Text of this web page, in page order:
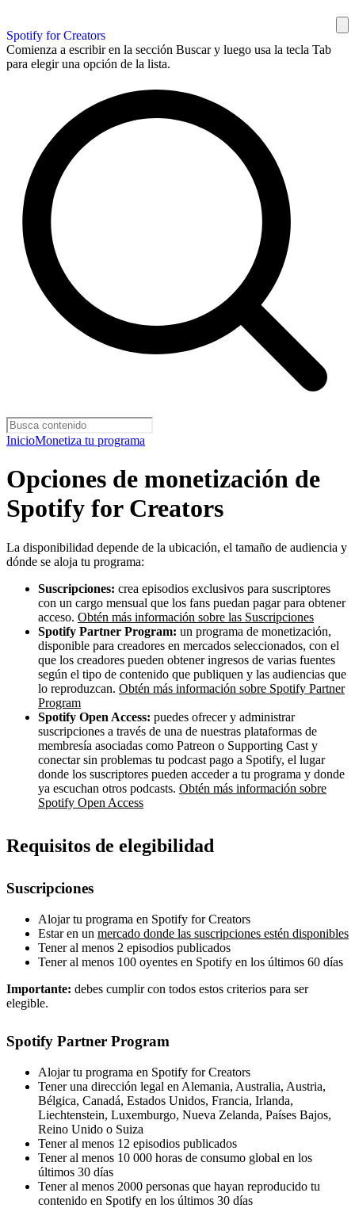
Spotify for Creators
Comienza a escribir en la sección Buscar y luego usa la tecla Tab
para elegir una opción de la lista.
InicioMonetiza tu programa
Opciones de monetización de
Spotify for Creators
La disponibilidad depende de la ubicación, el tamaño de audiencia y
dónde se aloja tu programa:
Suscripciones: crea episodios exclusivos para suscriptores
con un cargo mensual que los fans puedan pagar para obtener
acceso. Obtén más información sobre las Suscripciones
Spotify Partner Program: un programa de monetización,
disponible para creadores en mercados seleccionados, con el
que los creadores pueden obtener ingresos de varias fuentes
según el tipo de contenido que publiquen y las audiencias que
lo reproduzcan. Obtén más información sobre Spotify Partner
Program
Spotify Open Access: puedes ofrecer y administrar
suscripciones a través de una de nuestras plataformas de
membresía asociadas como Patreon o Supporting Cast y
conectar sin problemas tu podcast pago a Spotify, el lugar
donde los suscriptores pueden acceder a tu programa y donde
ya escuchan otros podcasts. Obtén más información sobre
Spotify Open Access
Requisitos de elegibilidad
Suscripciones
Alojar tu programa en Spotify for Creators
Estar en un mercado donde las suscripciones estén disponibles
Tener al menos 2 episodios publicados
Tener al menos 100 oyentes en Spotify en los últimos 60 días
Importante: debes cumplir con todos estos criterios para ser
elegible.
Spotify Partner Program
Alojar tu programa en Spotify for Creators
Tener una dirección legal en Alemania, Australia, Austria,
Bélgica, Canadá, Estados Unidos, Francia, Irlanda,
Liechtenstein, Luxemburgo, Nueva Zelanda, Países Bajos,
Reino Unido o Suiza
Tener al menos 12 episodios publicados
Tener al menos 10 000 horas de consumo global en los
últimos 30 días
Tener al menos 2000 personas que hayan reproducido tu
contenido en Spotify en los últimos 30 días